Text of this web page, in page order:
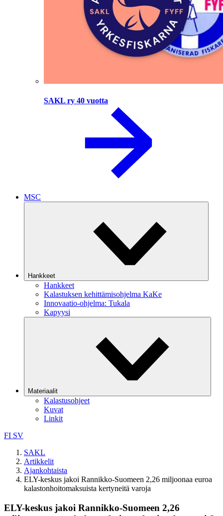
SAKL ry 40 vuotta
MSC
Hankkeet
Hankkeet
Kalastuksen kehittämisohjelma KaKe
Innovaatio-ohjelma: Tukala
Kapyysi
Materiaalit
Kalastusohjeet
Kuvat
Linkit
FI SV
SAKL
Artikkelit
Ajankohtaista
ELY-keskus jakoi Rannikko-Suomeen 2,26 miljoonaa euroa
kalastonhoitomaksuista kertyneitä varoja
ELY-keskus jakoi Rannikko-Suomeen 2,26